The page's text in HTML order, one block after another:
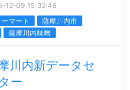
12-09 15:32:46
マート
薩摩川内市
薩摩川内味噌
川内新データセ
ー